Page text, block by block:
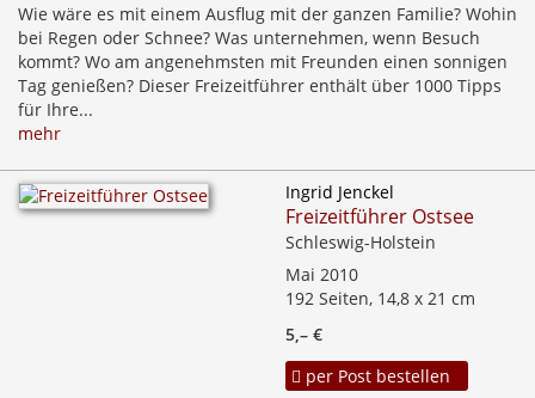
Wie wäre es mit einem Ausflug mit der ganzen Familie? Wohin
bei Regen oder Schnee? Was unternehmen, wenn Besuch
kommt? Wo am angenehmsten mit Freunden einen sonnigen
Tag genießen? Dieser Freizeitführer enthält über 1000 Tipps
für Ihre...
mehr
Ingrid Jenckel
Freizeitführer Ostsee
Schleswig-Holstein
Mai 2010
192 Seiten, 14,8 x 21 cm
5,– €
per Post bestellen